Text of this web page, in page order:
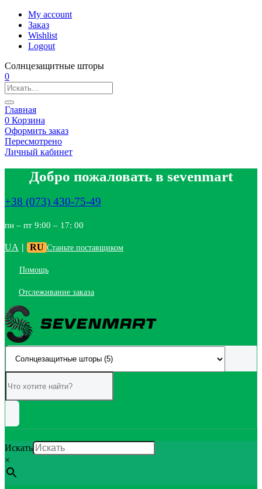
My account
Заказ
Wishlist
Logout
Солнцезащитные шторы
0
Главная
0 Корзина
Оформить заказ
Пересмотрено
Личный кабинет
Добро пожаловать в sevenmart
+38 (073) 430-75-49
пн – пт 9:00 – 17: 00
UA | RU Станьте поставщиком
Помощь
Отслеживание заказа
Искать
×